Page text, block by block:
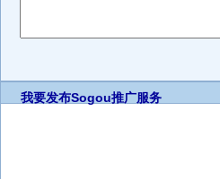
我要发布Sogou推广服务